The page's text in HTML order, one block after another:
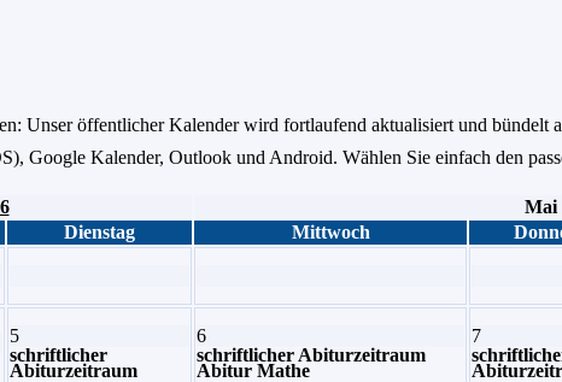
Unser öffentlicher Kalender wird fortlaufend aktualisiert und bündelt
Google Kalender, Outlook und Android. Wählen Sie einfach den
Mai
Dienstag Mittwoch
5
schriftlicher
Abiturzeitraum
6
schriftlicher Abiturzeitraum
Abitur Mathe
7